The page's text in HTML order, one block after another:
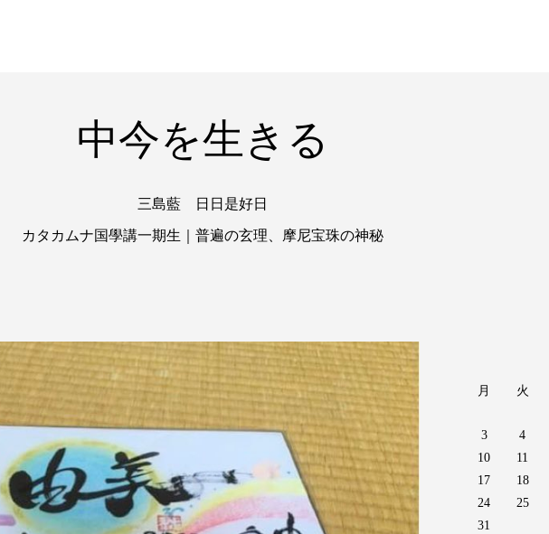
中今を生きる
三島藍 日日是好日
カタカムナ国學講一期生｜普遍の玄理、摩尼宝珠の神秘
月 火
3
4
10
11
17
18
24
25
31